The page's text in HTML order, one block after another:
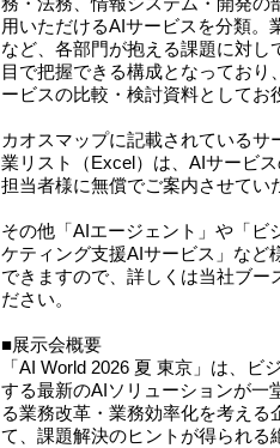
用いただけるAIサービスを分類。
など、各部門が抱える課題に対し
目で把握できる構成となっており
ービスの比較・検討資料としてお
カオスマップに記載されているサ
業リスト（Excel）は、AIサービ
担当者様に無償でご案内させてい
その他「AIエージェント」や「ビ
ケティング支援AIサービス」など
できますので、詳しくは当社ブー
ださい。
■展示会概要
「AI World 2026 夏 東京」は、ビ
する最新のAIソリューションが一
る業務改革・業務効率化を考える
て、課題解決のヒントが得られる